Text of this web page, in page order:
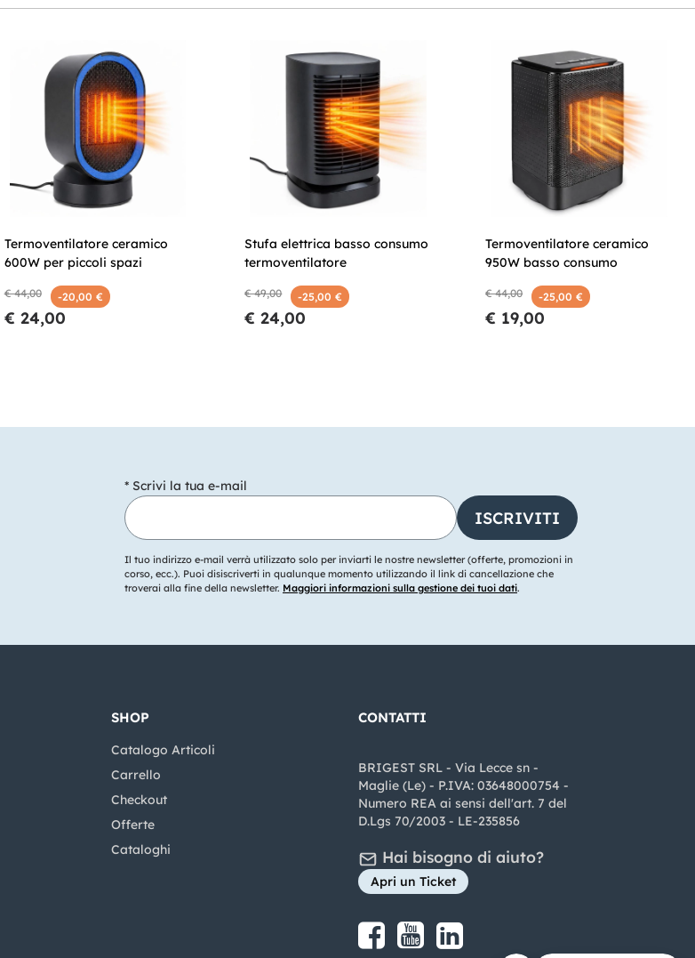
Termoventilatore ceramico
600W per piccoli spazi
€ 44,00 -20,00 €
€ 24,00
Stufa elettrica basso consumo
termoventilatore
€ 49,00 -25,00 €
€ 24,00
Termoventilatore ceramico
950W basso consumo
€ 44,00 -25,00 €
€ 19,00
* Scrivi la tua e-mail
Il tuo indirizzo e-mail verrà utilizzato solo per inviarti le nostre newsletter (offerte, promozioni in
corso, ecc.). Puoi disiscriverti in qualunque momento utilizzando il link di cancellazione che
troverai alla fine della newsletter. Maggiori informazioni sulla gestione dei tuoi dati.
SHOP
Catalogo Articoli
Carrello
Checkout
Offerte
Cataloghi
CONTATTI
BRIGEST SRL - Via Lecce sn -
Maglie (Le) - P.IVA: 03648000754 -
Numero REA ai sensi dell'art. 7 del
D.Lgs 70/2003 - LE-235856
Hai bisogno di aiuto?
Apri un Ticket
Share on Facebook
Share on youtube
Share on LinkedIn